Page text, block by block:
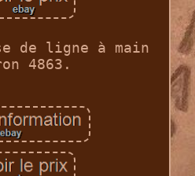
de ligne à main
4863.